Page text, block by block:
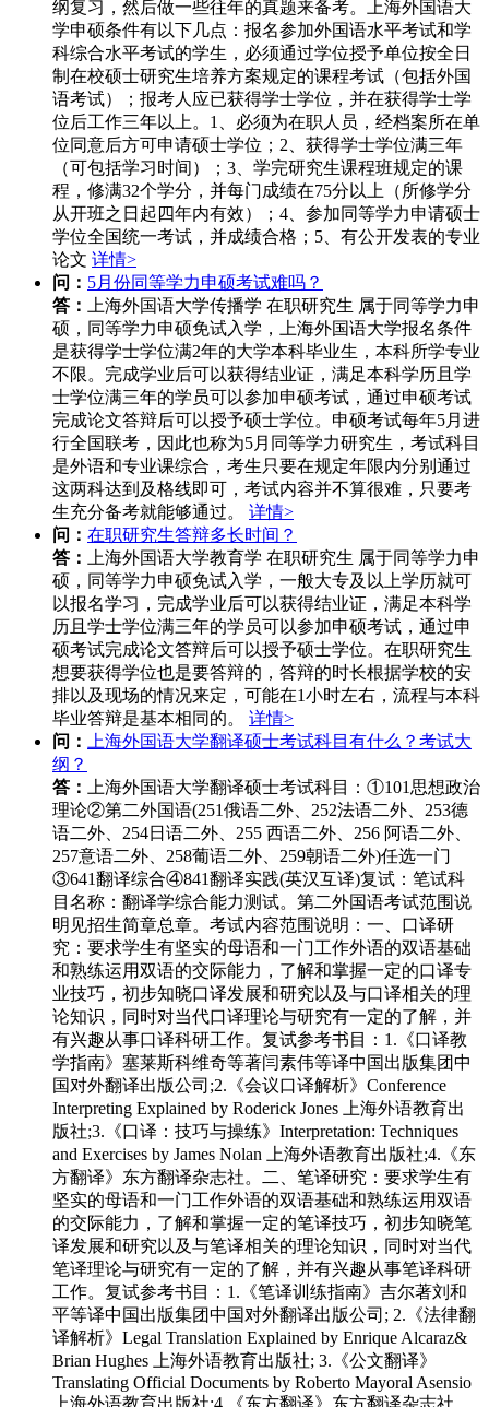
纲复习，然后做一些往年的真题来备考。上海外国语大
学申硕条件有以下几点：报名参加外国语水平考试和学
科综合水平考试的学生，必须通过学位授予单位按全日
制在校硕士研究生培养方案规定的课程考试（包括外国
语考试）；报考人应已获得学士学位，并在获得学士学
位后工作三年以上。1、必须为在职人员，经档案所在单
位同意后方可申请硕士学位；2、获得学士学位满三年
（可包括学习时间）；3、学完研究生课程班规定的课
程，修满32个学分，并每门成绩在75分以上（所修学分
从开班之日起四年内有效）；4、参加同等学力申请硕士
学位全国统一考试，并成绩合格；5、有公开发表的专业
论文 详情>
问： 5月份同等学力申硕考试难吗？
答：
上海外国语大学传播学 在职研究生 属于同等学力申
硕，同等学力申硕免试入学，上海外国语大学报名条件
是获得学士学位满2年的大学本科毕业生，本科所学专业
不限。完成学业后可以获得结业证，满足本科学历且学
士学位满三年的学员可以参加申硕考试，通过申硕考试
完成论文答辩后可以授予硕士学位。申硕考试每年5月进
行全国联考，因此也称为5月同等学力研究生，考试科目
是外语和专业课综合，考生只要在规定年限内分别通过
这两科达到及格线即可，考试内容并不算很难，只要考
生充分备考就能够通过。 详情>
问： 在职研究生答辩多长时间？
答：
上海外国语大学教育学 在职研究生 属于同等学力申
硕，同等学力申硕免试入学，一般大专及以上学历就可
以报名学习，完成学业后可以获得结业证，满足本科学
历且学士学位满三年的学员可以参加申硕考试，通过申
硕考试完成论文答辩后可以授予硕士学位。在职研究生
想要获得学位也是要答辩的，答辩的时长根据学校的安
排以及现场的情况来定，可能在1小时左右，流程与本科
毕业答辩是基本相同的。 详情>
问：
上海外国语大学翻译硕士考试科目有什么？考试大
纲？
答：
上海外国语大学翻译硕士考试科目：①101思想政治
理论②第二外国语(251俄语二外、252法语二外、253德
语二外、254日语二外、255 西语二外、256 阿语二外、
257意语二外、258葡语二外、259朝语二外)任选一门
③641翻译综合④841翻译实践(英汉互译)复试：笔试科
目名称：翻译学综合能力测试。第二外国语考试范围说
明见招生简章总章。考试内容范围说明：一、口译研
究：要求学生有坚实的母语和一门工作外语的双语基础
和熟练运用双语的交际能力，了解和掌握一定的口译专
业技巧，初步知晓口译发展和研究以及与口译相关的理
论知识，同时对当代口译理论与研究有一定的了解，并
有兴趣从事口译科研工作。复试参考书目：1.《口译教
学指南》塞莱斯科维奇等著闫素伟等译中国出版集团中
国对外翻译出版公司;2.《会议口译解析》Conference
Interpreting Explained by Roderick Jones 上海外语教育出
版社;3.《口译：技巧与操练》Interpretation: Techniques
and Exercises by James Nolan 上海外语教育出版社;4.《东
方翻译》东方翻译杂志社。二、笔译研究：要求学生有
坚实的母语和一门工作外语的双语基础和熟练运用双语
的交际能力，了解和掌握一定的笔译技巧，初步知晓笔
译发展和研究以及与笔译相关的理论知识，同时对当代
笔译理论与研究有一定的了解，并有兴趣从事笔译科研
工作。复试参考书目：1.《笔译训练指南》吉尔著刘和
平等译中国出版集团中国对外翻译出版公司; 2.《法律翻
译解析》Legal Translation Explained by Enrique Alcaraz&
Brian Hughes 上海外语教育出版社; 3.《公文翻译》
Translating Official Documents by Roberto Mayoral Asensio